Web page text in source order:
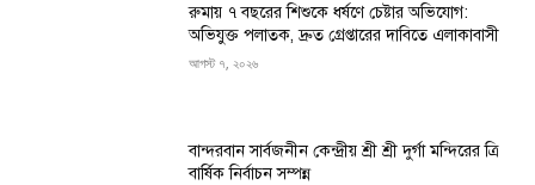
রুমায় ৭ বছরের শিশুকে ধর্ষণে চেষ্টার অভিযোগ:
অভিযুক্ত পলাতক, দ্রুত গ্রেপ্তারের দাবিতে এলাকাবাসী
আগস্ট ৭, ২০২৬
বান্দরবান সার্বজনীন কেন্দ্রীয় শ্রী শ্রী দুর্গা মন্দিরের ত্রি
বার্ষিক নির্বাচন সম্পন্ন